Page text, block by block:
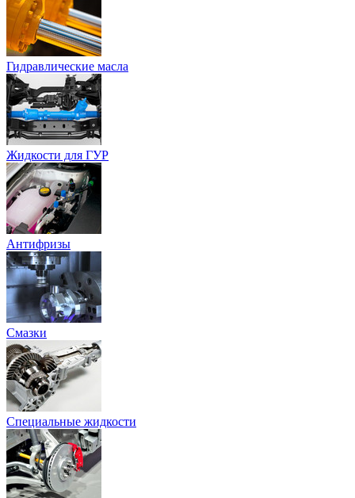
Гидравлические масла
Жидкости для ГУР
Антифризы
Смазки
Специальные жидкости